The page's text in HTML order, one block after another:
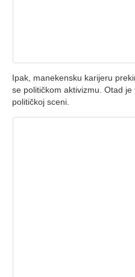
Ipak, manekensku karijeru
se političkom aktivizmu. Otad
političkoj sceni.